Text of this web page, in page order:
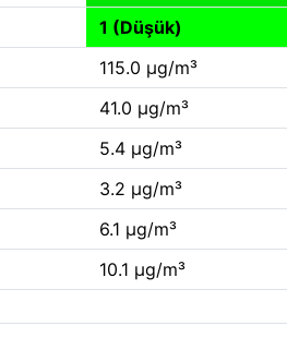
1 (Düşük)
115.0 µg/m³
41.0 µg/m³
5.4 µg/m³
3.2 µg/m³
6.1 µg/m³
10.1 µg/m³